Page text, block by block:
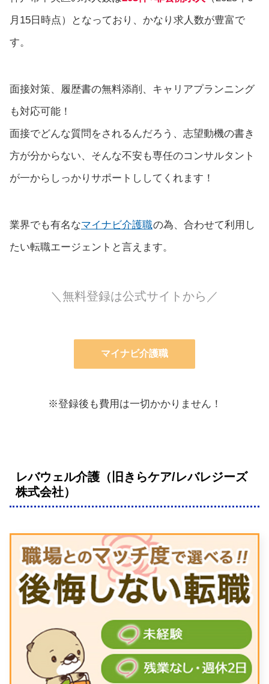
月15日時点）となっており、かなり求人数が豊富で
す。
面接対策、履歴書の無料添削、キャリアプランニング
も対応可能！
面接でどんな質問をされるんだろう、志望動機の書き
方が分からない、そんな不安も専任のコンサルタント
が一からしっかりサポートししてくれます！
業界でも有名なマイナビ介護職の為、合わせて利用し
たい転職エージェントと言えます。
＼無料登録は公式サイトから／
マイナビ介護職
※登録後も費用は一切かかりません！
レバウェル介護（旧きらケア/レバレジーズ
株式会社）